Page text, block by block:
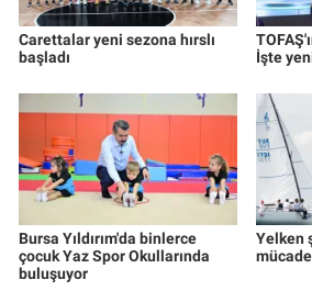
Carettalar yeni sezona hırslı
başladı
İşte
Bursa Yıldırım'da binlerce
çocuk Yaz Spor Okullarında
buluşuyor
Yelken